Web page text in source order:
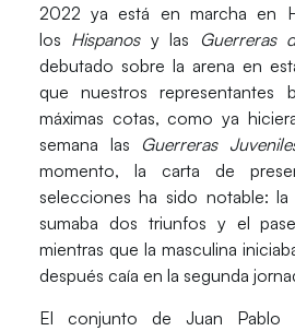
2022 ya está en marcha en
los Hispanos y las Guerreras
debutado sobre la arena en
que nuestros representantes
máximas cotas, como ya
semana las Guerreras
momento, la carta de
selecciones ha sido notable:
sumaba dos triunfos y el
mientras que la masculina
después caía en la segunda
El conjunto de Juan Pablo